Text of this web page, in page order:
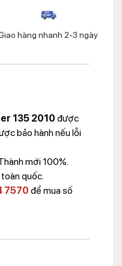
hàng nhanh 2-3 ngày
135 2010 được
bảo hành nếu lỗi
mới 100%.
quốc.
7570 để mua số